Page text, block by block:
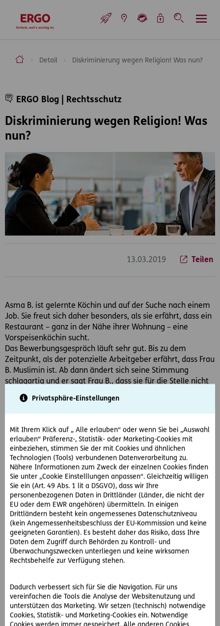
Privatsphäre-Einstellungen
Mit Ihrem Klick auf „ Alle erlauben“ oder wenn Sie bei „Auswahl
erlauben“ Präferenz-, Statistik- oder Marketing-Cookies mit
einbeziehen, stimmen Sie der mit Cookies und ähnlichen
Technologien (Tools) verbundenen Datenverarbeitung zu.
Nähere Informationen zum Zweck der einzelnen Cookies finden
Sie unter „Cookie Einstelllungen anpassen“. Gleichzeitig willigen
Sie ein (Art. 49 Abs. 1 lit a DSGVO), dass wir Ihre
personenbezogenen Daten in Drittländer (Länder, die nicht der
EU oder dem EWR angehören) übermitteln. In einigen
Drittländern besteht kein angemessenes Datenschutzniveau
(kein Angemessenheitsbeschluss der EU-Kommission und keine
geeigneten Garantien). Es besteht daher das Risiko, dass Ihre
Daten dem Zugriff durch Behörden zu Kontroll- und
Überwachungszwecken unterliegen und keine wirksamen
Rechtsbehelfe zur Verfügung stehen.
Dadurch verbessert sich für Sie die Navigation. Für uns
vereinfachen die Tools die Analyse der Websitenutzung und
unterstützen das Marketing. Wir setzen (technisch) notwendige
Cookies, Statistik- und Marketing-Cookies ein. Notwendige
zur Startseite
ERGO Versicherung Aktiengesellschaft
Detail Diskriminierung wegen Religion! Was nun?
Diskriminierung wegen Religion! Was
nun?
ERGO Blog | Rechtsschutz
13.03.2019 Teilen
Asma B. ist gelernte Köchin und auf der Suche nach einem
Job. Sie freut sich daher besonders, als sie erfährt, dass ein
Restaurant – ganz in der Nähe ihrer Wohnung – eine
Vorspeisenköchin sucht.
Das Bewerbungsgespräch läuft sehr gut. Bis zu dem
Zeitpunkt, als der potenzielle Arbeitgeber erfährt, dass Frau
B. Muslimin ist. Ab dann ändert sich seine Stimmung
schlagartig und er sagt Frau B., dass sie für die Stelle nicht
in Frage kommt. Und das obwohl sie alle ausgeschriebenen
Kenntnisse und Fähigkeiten vorweisen kann!
D.A.S. Partneranwalt hilft rasch und unkompliziert
Frau B. ist entsetzt und möchte sich gegen diese
Ungerechtigkeit wehren. Sie wendet sich deshalb an die
Top-Juristen der D.A.S. Rechtsschutz AG. Diese empfehlen
ihr einen auf Arbeitsrecht spezialisierten D.A.S.
Partneranwalt. Der Anwalt vertritt Frau B. vor Gericht und
kann den Richter davon überzeugen, dass ein Verstoß
gegen die Bestimmungen des Gleichbehandlungsgesetzes
vorliegt und Frau B. aufgrund ihrer Religion und
Weltanschauung diskriminiert wurde.
Dank der D.A.S. erhält Frau B. für die erlittene persönliche
Beeinträchtigung den Höchstbetrag von 500 Euro
zugesprochen.
Arbeitsgerichts-Rechtsschutz in ArbeitsWelt inkludiert
Dieser Fall zeigt, wie wichtig die Absicherung durch die
passende Rechtsschutzlösung ist. Mit demD.A.S. Privat-